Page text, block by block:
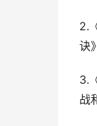
2.
诀
3.
战